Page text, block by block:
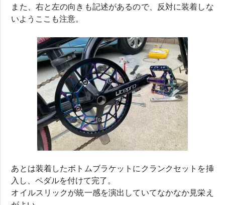
また、右と左の向きも記述があるので、反対に装着しな
いようここも注意。
あとは装着したボトムブラケットにクランクセットを挿
入し、ペダルを付けて完了。
オイルスリックが統一感を演出していてなかなか見栄え